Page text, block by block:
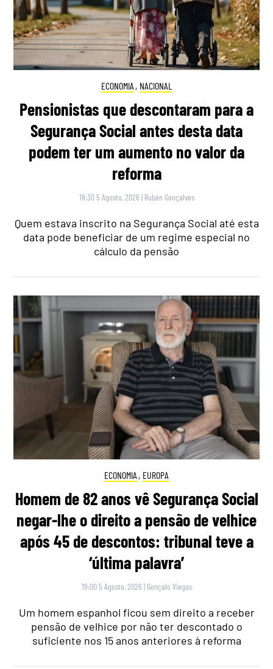
ECONOMIA , NACIONAL
Pensionistas que descontaram para a
Segurança Social antes desta data
podem ter um aumento no valor da
reforma
18:30 5 Agosto, 2026 | Rubén Gonçalves
Quem estava inscrito na Segurança Social até esta
data pode beneficiar de um regime especial no
cálculo da pensão
ECONOMIA , EUROPA
Homem de 82 anos vê Segurança Social
negar-lhe o direito a pensão de velhice
após 45 de descontos: tribunal teve a
‘última palavra’
19:00 5 Agosto, 2026 | Gonçalo Viegas
Um homem espanhol ficou sem direito a receber
pensão de velhice por não ter descontado o
suficiente nos 15 anos anteriores à reforma